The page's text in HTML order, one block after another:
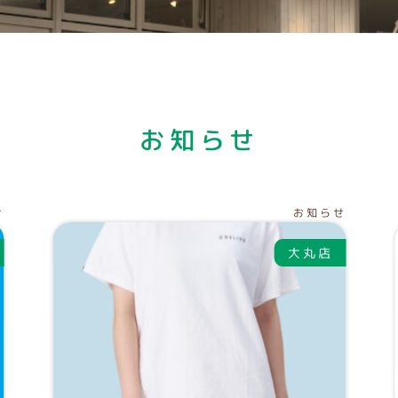
お知らせ
お知らせ